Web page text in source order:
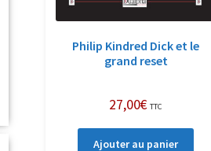
Philip Kindred Dick et le
grand reset
27,00€ TTC
Ajouter au panier